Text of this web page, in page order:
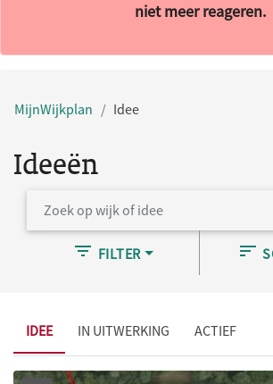
niet meer reageren.
MijnWijkplan Idee
Ideeën
FILTER
IDEE IN UITWERKING ACTIEF